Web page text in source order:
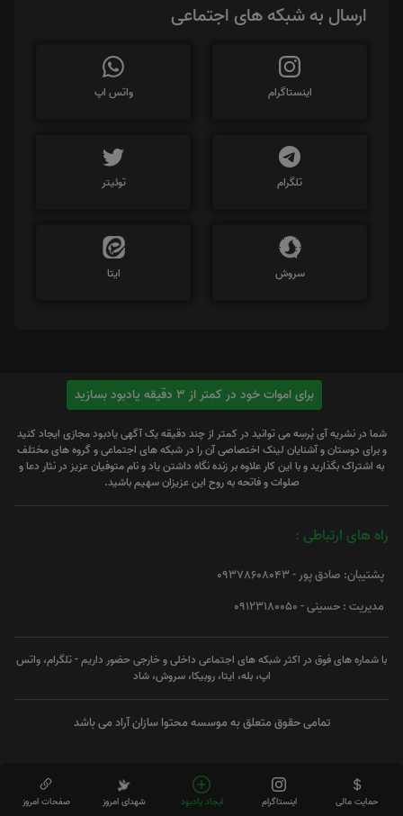
ارسال به شبکه های اجتماعی
اینستاگرام واتس اپ
تلگرام توئیتر
سروش ایتا
برای اموات خود در کمتر از 3 دقیقه یادبود بسازید
شما در نشریه آی پُرسِه می توانید در کمتر از چند دقیقه یک آگهی یادبود مجازی ایجاد کنید
و برای دوستان و آشنایان لینک اختصاصی آن را در شبکه های اجتماعی و گروه های مختلف
به اشتراک بگذارید و با این کار علاوه بر زنده نگاه داشتن یاد و نام متوفیان عزیز در نثار دعا و
صلوات و فاتحه به روح این عزیزان سهیم باشید.
راه های ارتباطی :
پشتیبان: صادق پور - 09378608043
مدیریت : حسینی - 09123180050
با شماره های فوق در اکثر شبکه های اجتماعی داخلی و خارجی حضور داریم - تلگرام، واتس
اپ، بله، ایتا، روبیکا، سروش، شاد
تمامی حقوق متعلق به موسسه محتوا سازان آراد می باشد
حمایت مالی اینستاگرام ایجاد یادبود شهدای امروز صفحات امروز